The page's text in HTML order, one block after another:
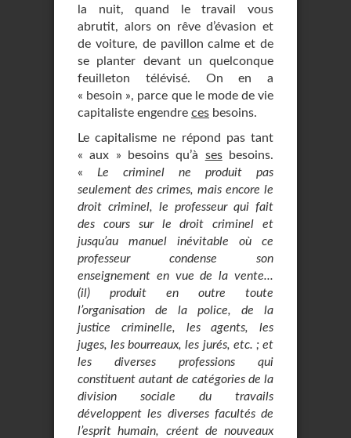
la nuit, quand le travail vous
abrutit, alors on rêve d’évasion et
de voiture, de pavillon calme et de
se planter devant un quelconque
feuilleton télévisé. On en a
« besoin », parce que le mode de vie
capitaliste engendre ces besoins.
Le capitalisme ne répond pas tant
« aux » besoins qu’à sesbesoins.
« Le criminel ne produit pas
seulement des crimes, mais encore le
droit criminel, le professeur qui fait
des cours sur le droit criminel et
jusqu’au manuel inévitable où ce
professeur condense son
enseignement en vue de la vente...
(il) produit en outre toute
l’organisation de la police, de la
justice criminelle, les agents, les
juges, les bourreaux, les jurés, etc. ; et
les diverses professions qui
constituent autant de catégories de la
division sociale du travails
développent les diverses facultés de
l’esprit humain, créent de nouveaux